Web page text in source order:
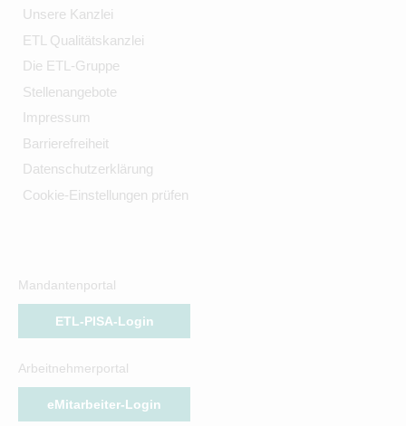
Unsere Kanzlei
ETL Qualitätskanzlei
Die ETL-Gruppe
Stellenangebote
Impressum
Barrierefreiheit
Datenschutzerklärung
Cookie-Einstellungen prüfen
Mandantenportal
ETL-PISA-Login
Arbeitnehmerportal
eMitarbeiter-Login